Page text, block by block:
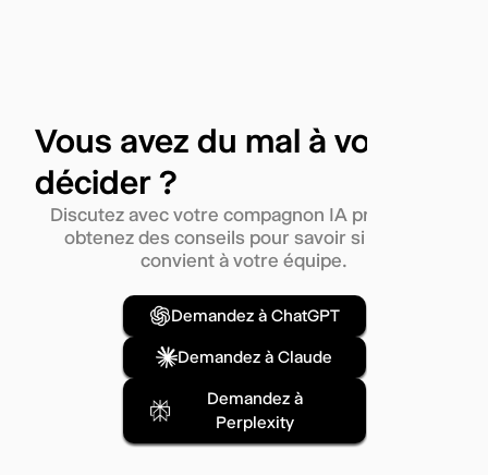
Vous avez du mal à vous
décider ?
Discutez avec votre compagnon IA préféré et
obtenez des conseils pour savoir si Telgea
convient à votre équipe.
Demandez à ChatGPT
Demandez à Claude
Demandez à
Perplexity